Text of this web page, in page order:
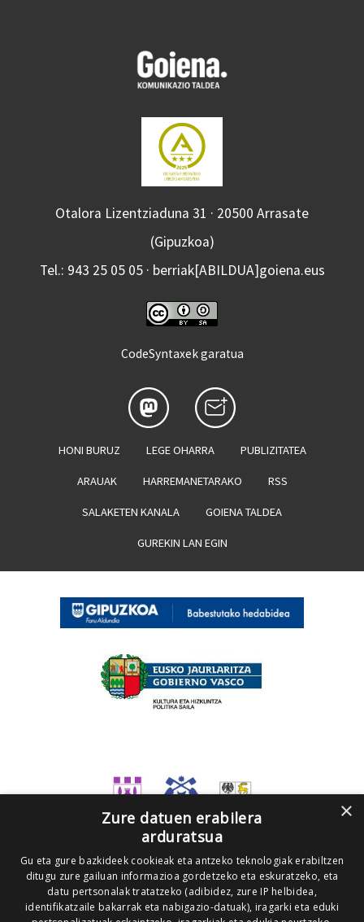
Otalora Lizentziaduna 31 · 20500 Arrasate
(Gipuzkoa)
Tel.: 943 25 05 05 · berriak[ABILDUA]goiena.eus
CodeSyntaxek garatua
HONI BURUZ LEGE OHARRA PUBLIZITATEA
ARAUAK HARREMANETARAKO RSS
SALAKETEN KANALA GOIENA TALDEA
GUREKIN LAN EGIN
×
Zure datuen erabilera
arduratsua
Gu eta gure bazkideek cookieak eta antzeko teknologiak erabiltzen
ditugu zure gailuan informazioa gordetzeko eta eskuratzeko, eta
datu pertsonalak tratatzeko (adibidez, zure IP helbidea,
identifikatzaile bakarrak eta nabigazio-datuak), iragarki eta eduki